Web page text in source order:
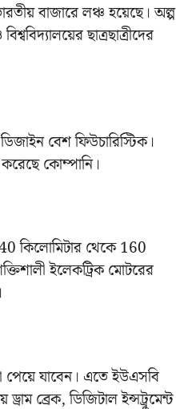
বাজারে লঞ্চ হয়েছে। অল্প
ছাত্রছাত্রীদের
বেশ‌ ফিউচারিস্টিক।
কোম্পানি।
কিলোমিটার থেকে 160
ইলেকট্রিক মোটরের
পেয়ে যাবেন। এতে ইউএসবি
ব্রেক, ডিজিটাল ইন্সট্রুমেন্ট